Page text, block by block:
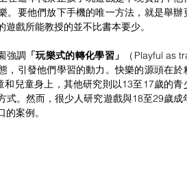
。要他們放下手機的唯一方法，就是舉
戲所能教授的並不比書本要少。
強調
「玩樂式的轉化學習」
（Playful as
，引發他們學習的動力。快樂的源頭在
和兒童身上，其他研究則以13至17歲的
式。然而，很少人研究遊戲與18至29歲
案例。